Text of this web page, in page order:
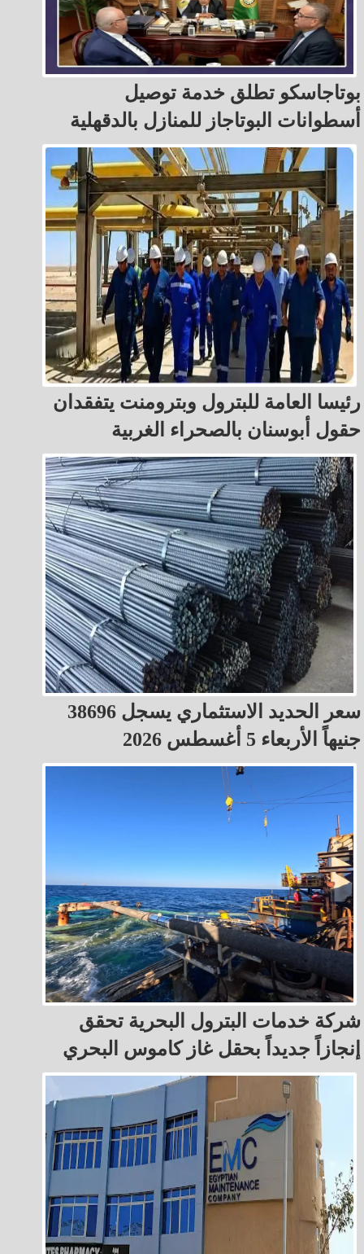
بوتاجاسكو تطلق خدمة توصيل
أسطوانات البوتاجاز للمنازل بالدقهلية
رئيسا العامة للبترول وبترومنت يتفقدان
حقول أبوسنان بالصحراء الغربية
سعر الحديد الاستثماري يسجل 38696
جنيهاً الأربعاء 5 أغسطس 2026
شركة خدمات البترول البحرية تحقق
إنجازاً جديداً بحقل غاز كاموس البحري